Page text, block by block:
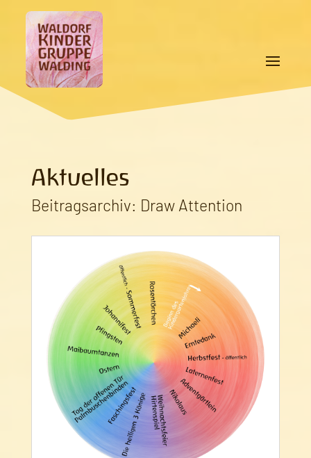
Aktuelles
Beitragsarchiv: Draw Attention